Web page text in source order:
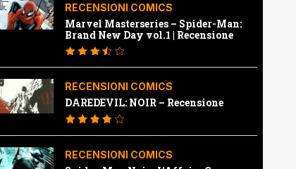
RECENSIONI COMICS
Marvel Masterseries – Spider-Man:
Brand New Day vol.1 | Recensione
RECENSIONI COMICS
DAREDEVIL: NOIR – Recensione
RECENSIONI COMICS